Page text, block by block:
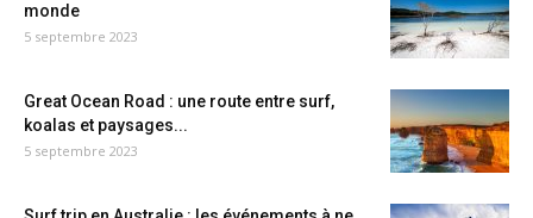
monde
5 septembre 2023
Great Ocean Road : une route entre surf,
koalas et paysages...
5 septembre 2023